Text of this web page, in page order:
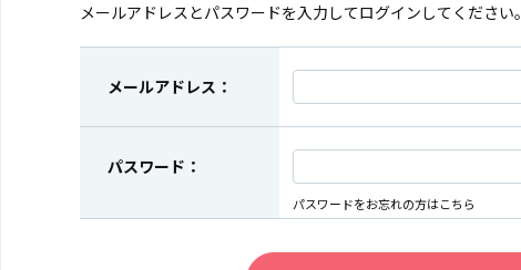
メールアドレスとパスワードを入力してログインしてください。
メールアドレス：
パスワード：
パスワードをお忘れの方はこちら